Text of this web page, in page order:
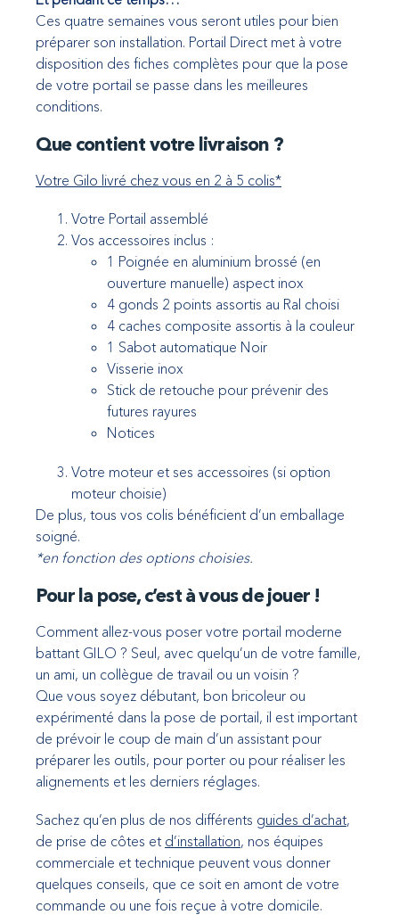
Ces quatre semaines vous seront utiles pour bien
préparer son installation. Portail Direct met à votre
disposition des fiches complètes pour que la pose
de votre portail se passe dans les meilleures
conditions.
Que contient votre livraison ?
Votre Gilo livré chez vous en 2 à 5 colis*
Votre Portail assemblé
Vos accessoires inclus :
1 Poignée en aluminium brossé (en
ouverture manuelle) aspect inox
4 gonds 2 points assortis au Ral choisi
4 caches composite assortis à la couleur
1 Sabot automatique Noir
Visserie inox
Stick de retouche pour prévenir des
futures rayures
Notices
Votre moteur et ses accessoires (si option
moteur choisie)
De plus, tous vos colis bénéficient d’un emballage
soigné.
*en fonction des options choisies.
Pour la pose, c’est à vous de jouer !
Comment allez-vous poser votre portail moderne
battant GILO ? Seul, avec quelqu’un de votre famille,
un ami, un collègue de travail ou un voisin ?
Que vous soyez débutant, bon bricoleur ou
expérimenté dans la pose de portail, il est important
de prévoir le coup de main d’un assistant pour
préparer les outils, pour porter ou pour réaliser les
alignements et les derniers réglages.
Sachez qu’en plus de nos différents guides d’achat,
de prise de côtes et d’installation, nos équipes
commerciale et technique peuvent vous donner
quelques conseils, que ce soit en amont de votre
commande ou une fois reçue à votre domicile.